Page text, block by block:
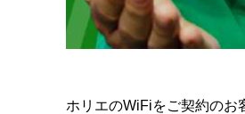
ホリエのWiFiをご契約のお